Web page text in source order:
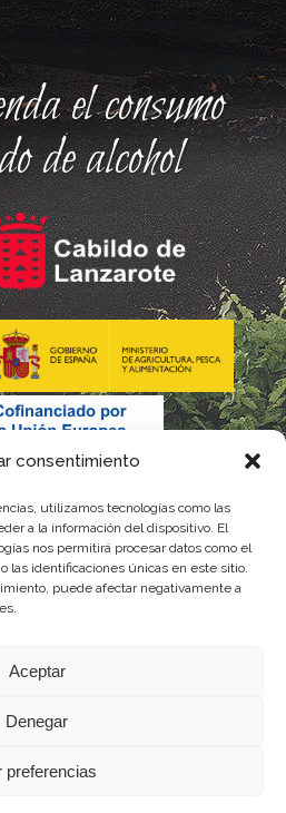
consentimiento
utilizamos tecnologías como las
a la información del dispositivo. El
nos permitirá procesar datos como el
las identificaciones únicas en este sitio.
puede afectar negativamente a
Aceptar
Denegar
preferencias
el consumo
de alcohol
realizada por este Consejo
por el Gobierno de
Canarias
Calidad Agroalimentaria